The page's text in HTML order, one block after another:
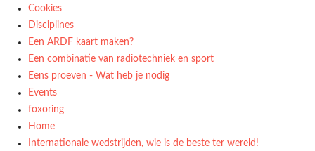
Cookies
Disciplines
Een ARDF kaart maken?
Een combinatie van radiotechniek en sport
Eens proeven - Wat heb je nodig
Events
foxoring
Home
Internationale wedstrijden, wie is de beste ter wereld!